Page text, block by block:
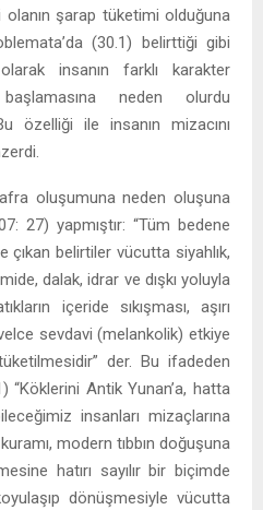
şarap tüketimi olduğuna
(30.1) belirttiği gibi
insanın farklı karakter
neden olurdu
özelliği ile insanın mizacını
oluşumuna neden oluşuna
27) yapmıştır: “Tüm bedene
belirtiler vücutta siyahlık,
dalak, idrar ve dışkı yoluyla
içeride sıkışması, aşırı
sevdavi (melankolik) etkiye
der. Bu ifadeden
“Köklerini Antik Yunan’a, hatta
insanları mizaçlarına
modern tıbbın doğuşuna
hatırı sayılır bir biçimde
dönüşmesiyle vücutta